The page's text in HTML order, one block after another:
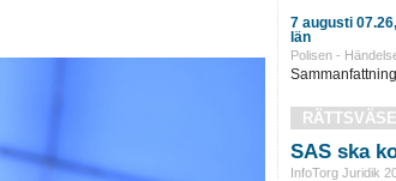
7 augusti
län
Polisen -
SAS ska
InfoTorg Juridik